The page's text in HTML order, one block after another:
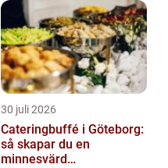
30 juli 2026
Cateringbuffé i Göteborg:
så skapar du en
minnesvärd